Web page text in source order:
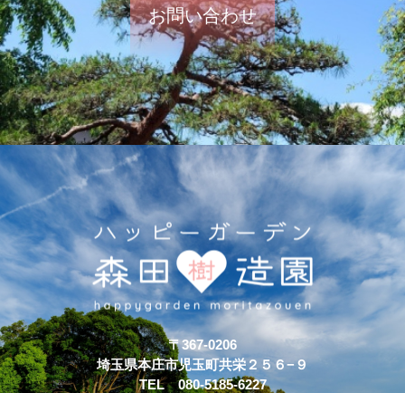
お問い合わせ
〒367-0206
埼玉県本庄市児玉町共栄２５６−９
TEL 080-5185-6227